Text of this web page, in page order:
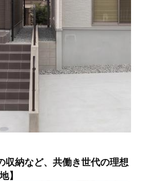
収納など、共働き世代の理想
】